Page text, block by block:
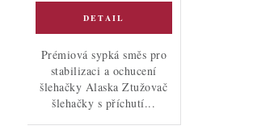
Prémiová sypká směs pro
stabilizaci a ochucení
šlehačky Alaska Ztužovač
šlehačky s příchutí...